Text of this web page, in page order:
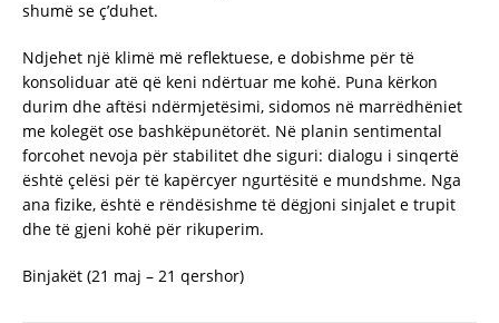
shumë se ç’duhet.
Ndjehet një klimë më reflektuese, e dobishme për të
konsoliduar atë që keni ndërtuar me kohë. Puna kërkon
durim dhe aftësi ndërmjetësimi, sidomos në marrëdhëniet
me kolegët ose bashkëpunëtorët. Në planin sentimental
forcohet nevoja për stabilitet dhe siguri: dialogu i sinqertë
është çelësi për të kapërcyer ngurtësitë e mundshme. Nga
ana fizike, është e rëndësishme të dëgjoni sinjalet e trupit
dhe të gjeni kohë për rikuperim.
Binjakët (21 maj – 21 qershor)